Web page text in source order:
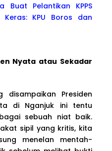
Buat Pelantikan KPPS
Keras: KPU Boros dan
Nyata atau Sekadar
disampaikan Presiden
di Nganjuk ini tentu
sebuah niat baik.
sipil yang kritis, kita
menelan mentah-